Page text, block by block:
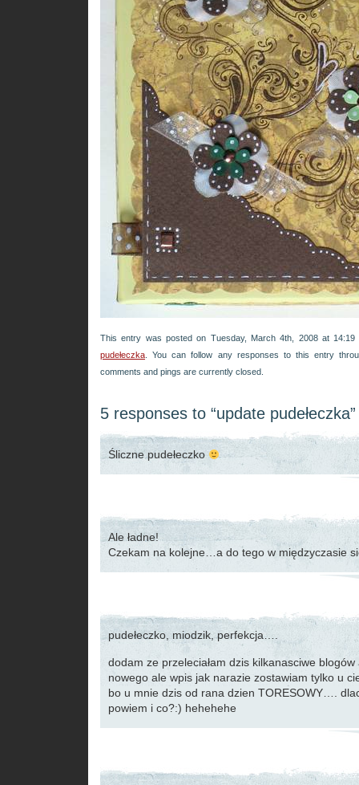
This entry was posted on Tuesday, March 4th, 2008 at
pudełeczka . You can follow any responses to this entry
comments and pings are currently closed.
5 responses to “update pudełeczka”
Śliczne pudełeczko
Ale ładne!
Czekam na kolejne…a do tego w międzyczasie
pudełeczko, miodzik, perfekcja….
dodam ze przeleciałam dzis kilkanasciwe
nowego ale wpis jak narazie zostawiam tylko u
bo u mnie dzis od rana dzien TORESOWY….
powiem i co?:) hehehehe